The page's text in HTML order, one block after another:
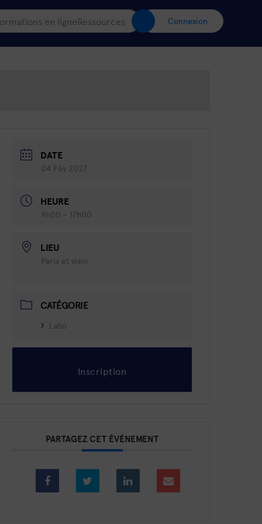
en ligneRessources Connexion
DATE
04 Fév 2027
HEURE
9h00 - 17h00
LIEU
Paris et visio
CATÉGORIE
Labo
Inscription
PARTAGEZ CET ÉVÉNEMENT